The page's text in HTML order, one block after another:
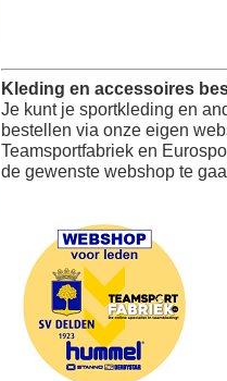
Kleding en accessoires
Je kunt je sportkleding en
bestellen via onze eigen
Teamsportfabriek en
de gewenste webshop te